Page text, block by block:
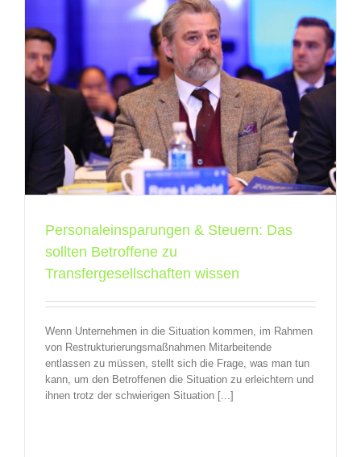
Personaleinsparungen & Steuern: Das
sollten Betroffene zu
Transfergesellschaften wissen
Wenn Unternehmen in die Situation kommen, im Rahmen
von Restrukturierungsmaßnahmen Mitarbeitende
entlassen zu müssen, stellt sich die Frage, was man tun
kann, um den Betroffenen die Situation zu erleichtern und
ihnen trotz der schwierigen Situation [...]